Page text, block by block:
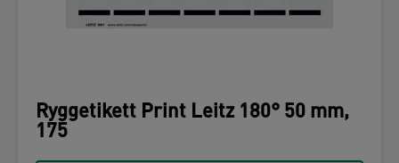
Ryggetikett Print Leitz 180° 50 mm,
175